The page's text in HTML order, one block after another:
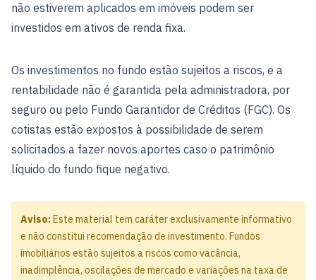
não estiverem aplicados em imóveis podem ser
investidos em ativos de renda fixa.
Os investimentos no fundo estão sujeitos a riscos, e a
rentabilidade não é garantida pela administradora, por
seguro ou pelo Fundo Garantidor de Créditos (FGC). Os
cotistas estão expostos à possibilidade de serem
solicitados a fazer novos aportes caso o patrimônio
líquido do fundo fique negativo.
Aviso:Este material tem caráter exclusivamente informativo
e não constitui recomendação de investimento. Fundos
imobiliários estão sujeitos a riscos como vacância,
inadimplência, oscilações de mercado e variações na taxa de